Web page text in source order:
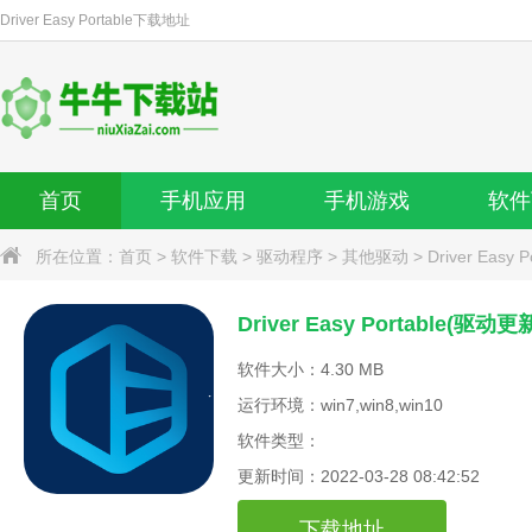
Driver Easy Portable下载地址
首页 手机应用 手机游戏 软
所在位置： 首页 > 软件下载 > 驱动程序 > 其他驱动 > Driver Easy
Driver Easy Portable(驱动更
软件大小：4.30 MB
运行环境：win7,win8,win10
软件类型：
更新时间：2022-03-28 08:42:52